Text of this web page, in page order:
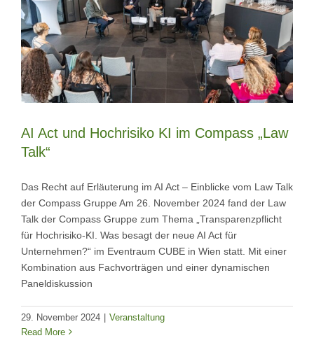
AI Act und Hochrisiko KI im Compass „Law
Talk“
Das Recht auf Erläuterung im AI Act – Einblicke vom Law Talk
der Compass Gruppe Am 26. November 2024 fand der Law
Talk der Compass Gruppe zum Thema „Transparenzpflicht
für Hochrisiko-KI. Was besagt der neue AI Act für
Unternehmen?“ im Eventraum CUBE in Wien statt. Mit einer
Kombination aus Fachvorträgen und einer dynamischen
Paneldiskussion
29. November 2024 | Veranstaltung
Read More